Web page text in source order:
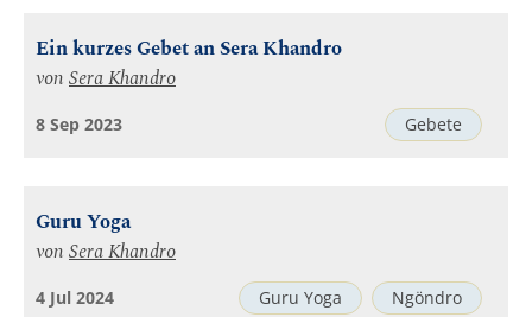
Ein kurzes Gebet an Sera Khandro
von Sera Khandro
Gebete
8 Sep 2023
Guru Yoga
von Sera Khandro
Guru Yoga Ngöndro
4 Jul 2024